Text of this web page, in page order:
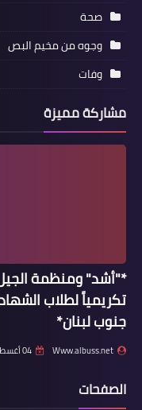
ومنطقتها
طوفان
صحة
وجوه من مخيم البص
وفات
مشاركة مميزة
*"أشد" ومنظمة
تكريمياً لطلاب
جنوب لبنان*
Www.albuss.net 04 أغسطس 2026
الصفحات